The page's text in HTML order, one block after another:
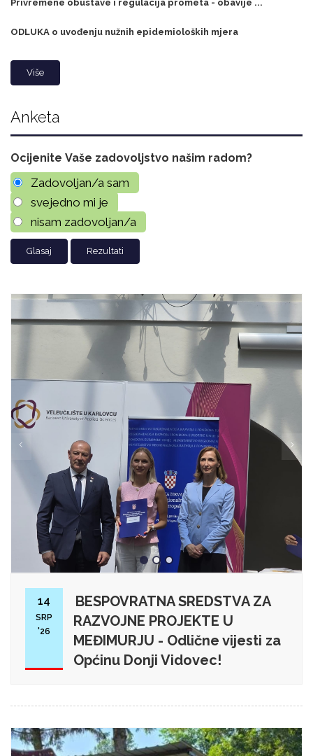
Privremene obustave i regulacija prometa - obavije ...
ODLUKA o uvođenju nužnih epidemioloških mjera
Više
Anketa
Ocijenite Vaše zadovoljstvo našim radom?
Zadovoljan/a sam
svejedno mi je
nisam zadovoljan/a
Rezultati
14
SRP
'26
BESPOVRATNA SREDSTVA ZA
RAZVOJNE PROJEKTE U
MEĐIMURJU - Odlične vijesti za
Općinu Donji Vidovec!